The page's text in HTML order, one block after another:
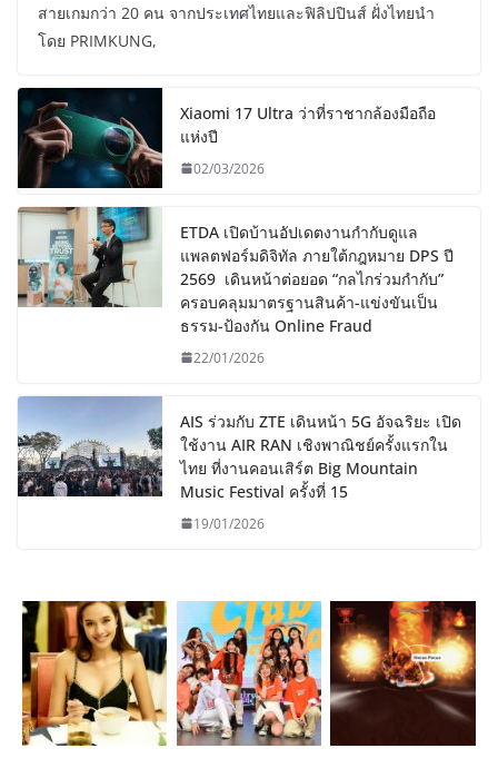
สายเกมกว่า 20 คน จากประเทศไทยและฟิลิปปินส์ ฝั่งไทยนำ
โดย PRIMKUNG,
Xiaomi 17 Ultra ว่าที่ราชากล้องมือถือ
แห่งปี
02/03/2026
ETDA เปิดบ้านอัปเดตงานกำกับดูแล
แพลตฟอร์มดิจิทัล ภายใต้กฎหมาย DPS ปี
2569 เดินหน้าต่อยอด “กลไกร่วมกำกับ”
ครอบคลุมมาตรฐานสินค้า-แข่งขันเป็น
ธรรม-ป้องกัน Online Fraud
22/01/2026
AIS ร่วมกับ ZTE เดินหน้า 5G อัจฉริยะ เปิด
ใช้งาน AIR RAN เชิงพาณิชย์ครั้งแรกใน
ไทย ที่งานคอนเสิร์ต Big Mountain
Music Festival ครั้งที่ 15
19/01/2026